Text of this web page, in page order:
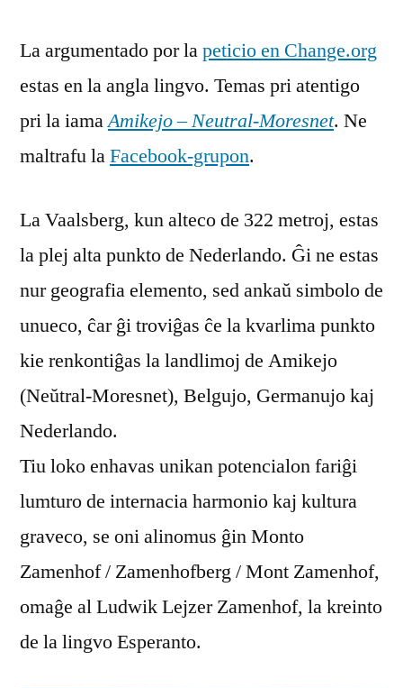
-
Monto
La argumentado por lapeticio en Change.org
estas en la angla lingvo. Temas pri atentigo
pri la iamaAmikejo – Neutral-Moresnet. Ne
maltrafu laFacebook-grupon.
La Vaalsberg, kun alteco de 322 metroj, estas
la plej alta punkto de Nederlando. Ĝi ne estas
nur geografia elemento, sed ankaŭ simbolo de
unueco, ĉar ĝi troviĝas ĉe la kvarlima punkto
kie renkontiĝas la landlimoj de Amikejo
(Neŭtral-Moresnet), Belgujo, Germanujo kaj
Nederlando.
Tiu loko enhavas unikan potencialon fariĝi
lumturo de internacia harmonio kaj kultura
graveco, se oni alinomus ĝin Monto
Zamenhof / Zamenhofberg / Mont Zamenhof,
omaĝe al Ludwik Lejzer Zamenhof, la kreinto
de la lingvo Esperanto.